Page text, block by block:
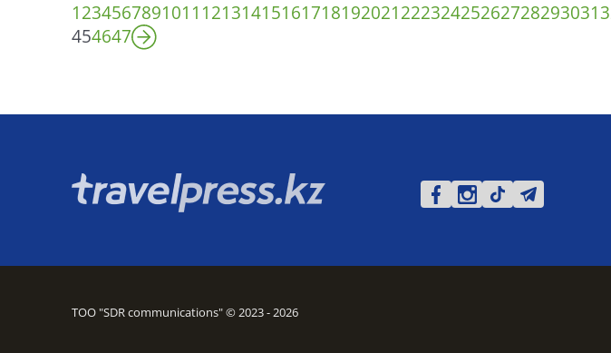
1234567891011 1213141516171819202122232425262728293031
454647
ТОО "SDR communications" © 2023 - 2026